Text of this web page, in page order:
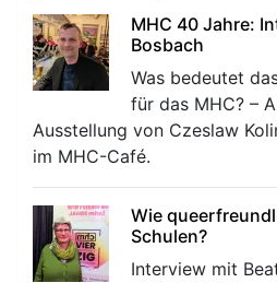
MHC 40 Jahre:
Bosbach
Was bedeutet
für das MHC? –
Ausstellung von Czeslaw
im MHC-Café.
Wie
Schulen?
Interview mit